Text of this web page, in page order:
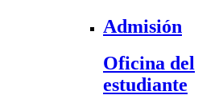
Admisión
Oficina del
estudiante